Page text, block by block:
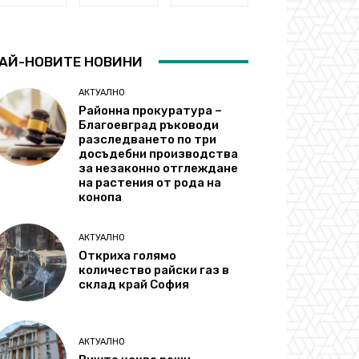
НОВИТЕ НОВИНИ
АКТУАЛНО
Районна прокуратура –
Благоевград ръководи
разследването по три
досъдебни производства
за незаконно отглеждане
на растения от рода на
конопа
АКТУАЛНО
Откриха голямо
количество райски газ в
склад край София
АКТУАЛНО